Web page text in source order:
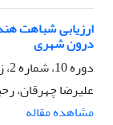
ارزیابی شباهت
درون شهری
دوره 10، شماره 2، زمستان 1397، صفحه
علیرضا چهرقان،
مشاهده مقاله